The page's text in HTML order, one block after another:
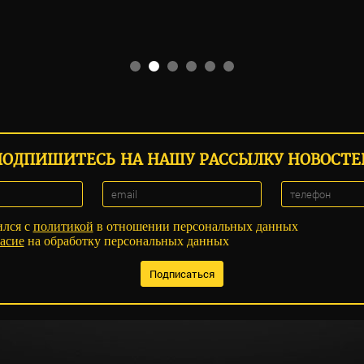
НА НАШУ РАССЫЛКУ
с политикой в отношении персональных данных
на обработку персональных данных